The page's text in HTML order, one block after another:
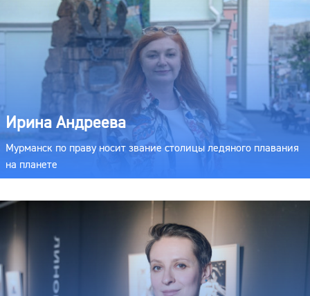
Ирина Андреева
Мурманск по праву носит звание столицы ледяного плавания
на планете